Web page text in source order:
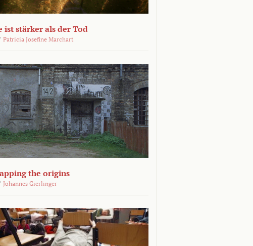
ist stärker als der Tod
Patricia Josefine Marchart
the origins
Johannes Gierlinger